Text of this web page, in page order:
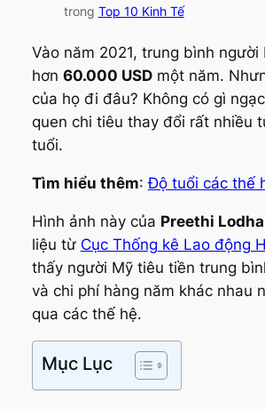
trong Top 10 Kinh Tế
Vào năm 2021, trung bình người
hơn 60.000 USDmột năm.
của họ đi đâu? Không có gì
quen chi tiêu thay đổi rất nhiều
tuổi.
Tìm hiểu thêm:Độ tuổi các thế
Hình ảnh này của Preethi Lodha
liệu từ Cục Thống kê Lao động
thấy người Mỹ tiêu tiền trung
và chi phí hàng năm khác nhau
qua các thế hệ.
Mục Lục